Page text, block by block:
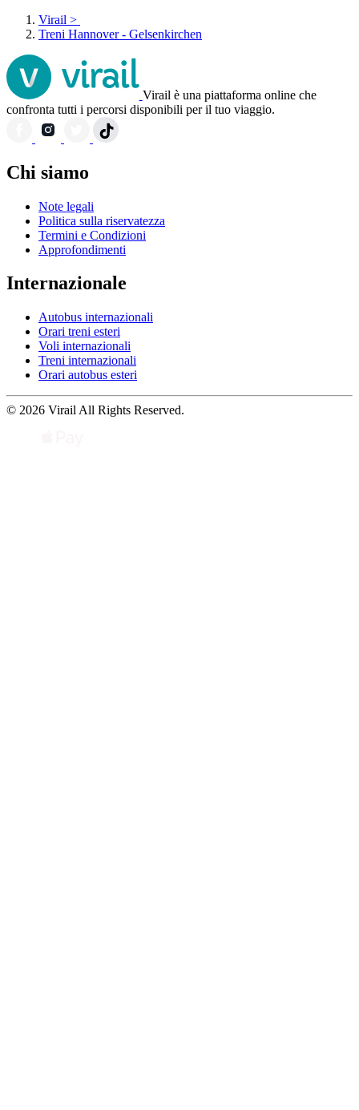
Virail >
Treni Hannover - Gelsenkirchen
Virail è una piattaforma online che
confronta tutti i percorsi disponibili per il tuo viaggio.
Chi siamo
Note legali
Politica sulla riservatezza
Termini e Condizioni
Approfondimenti
Internazionale
Autobus internazionali
Orari treni esteri
Voli internazionali
Treni internazionali
Orari autobus esteri
© 2026 Virail All Rights Reserved.